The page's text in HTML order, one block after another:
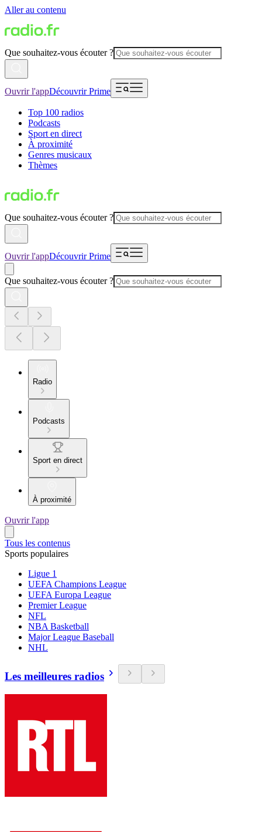
Aller au contenu
Que souhaitez-vous écouter ?
Ouvrir l'appDécouvrir Prime
Top 100 radios
Podcasts
Sport en direct
À proximité
Genres musicaux
Thèmes
Que souhaitez-vous écouter ?
Ouvrir l'appDécouvrir Prime
Que souhaitez-vous écouter ?
Radio
Podcasts
Sport en direct
À proximité
Ouvrir l'app
Tous les contenus
Sports populaires
Ligue 1
UEFA Champions League
UEFA Europa League
Premier League
NFL
NBA Basketball
Major League Baseball
NHL
Les meilleures radios